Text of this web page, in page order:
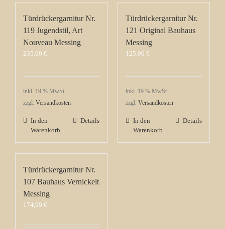
Türdrückergarnitur Nr.
119 Jugendstil, Art
Nouveau Messing
235,00 €
inkl. 19 % MwSt.
zzgl. Versandkosten
In den
Warenkorb
Details
Türdrückergarnitur Nr.
121 Original Bauhaus
Messing
125,00 €
inkl. 19 % MwSt.
zzgl. Versandkosten
In den
Warenkorb
Details
Türdrückergarnitur Nr.
107 Bauhaus Vernickelt
Messing
174,99 €